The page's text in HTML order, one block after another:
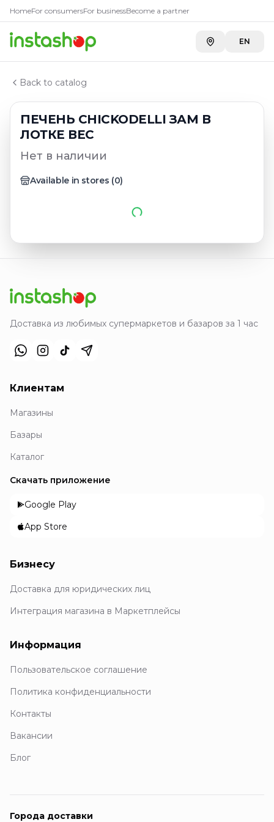
HomeFor consumersFor businessBecome a partner
EN
Back to catalog
ПЕЧЕНЬ CHIСKODELLI ЗАМ В
ЛОТКЕ ВЕС
Нет в наличии
Available in stores (0)
Главная
Каталог
Субпродукты птицы, суповой набор
ПЕЧЕНЬ CHIСKODELLI ЗАМ В ЛОТКЕ ВЕС
Доставка из любимых супермаркетов и базаров за 1 час
Клиентам
Магазины
Базары
Каталог
Скачать приложение
Google Play
App Store
Бизнесу
Доставка для юридических лиц
Интеграция магазина в Маркетплейсы
Информация
Пользовательское соглашение
Политика конфиденциальности
Контакты
Вакансии
Блог
Города доставки